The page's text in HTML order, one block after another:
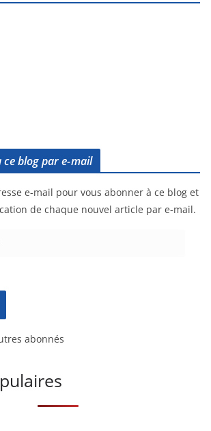
ce blog par e-mail
e-mail pour vous abonner à ce blog et
de chaque nouvel article par e-mail.
abonnés